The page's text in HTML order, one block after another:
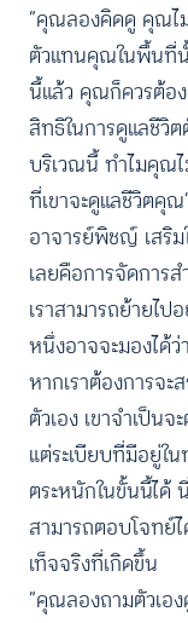
“คุณลองคิดดู คุณไ
ตัวแทนคุณในพื้นที่
นี้แล้ว คุณก็ควรต้อ
สิทธิในการดูแลชีวิต
บริเวณนี้ ทำไมคุณ
ที่เขาจะดูแลชีวิตคุณ
อาจารย์พิชญ์ เสริม
เลยคือการจัดการส
เราสามารถย้ายไ
หนึ่งอาจจะมองได้
หากเราต้องการจ
ตัวเอง เขาจำเป็น
แต่ระเบียบที่มีอยู่ใ
ตระหนักในขั้นนี้ได้
สามารถตอบโจทย์
เท็จจริงที่เกิดขึ้น
“คุณลองถามตัวเอ